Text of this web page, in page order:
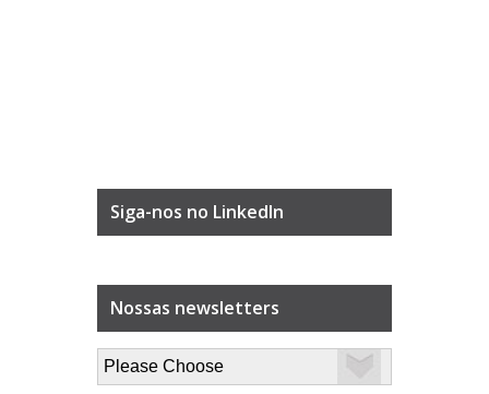
Siga-nos no LinkedIn
Nossas newsletters